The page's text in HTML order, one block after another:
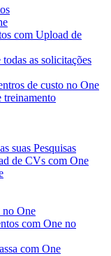
com Upload de
as solicitações
de custo no One
treinamento
suas Pesquisas
de CVs com One
no One
com One no
com One